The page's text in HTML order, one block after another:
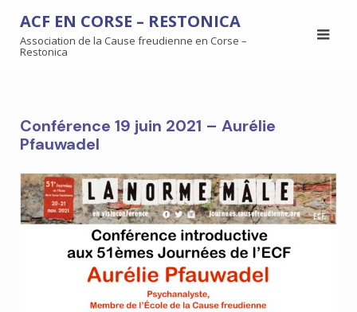
ACF EN CORSE – RESTONICA
Association de la Cause freudienne en Corse –
Restonica
Conférence 19 juin 2021 – Aurélie
Pfauwadel